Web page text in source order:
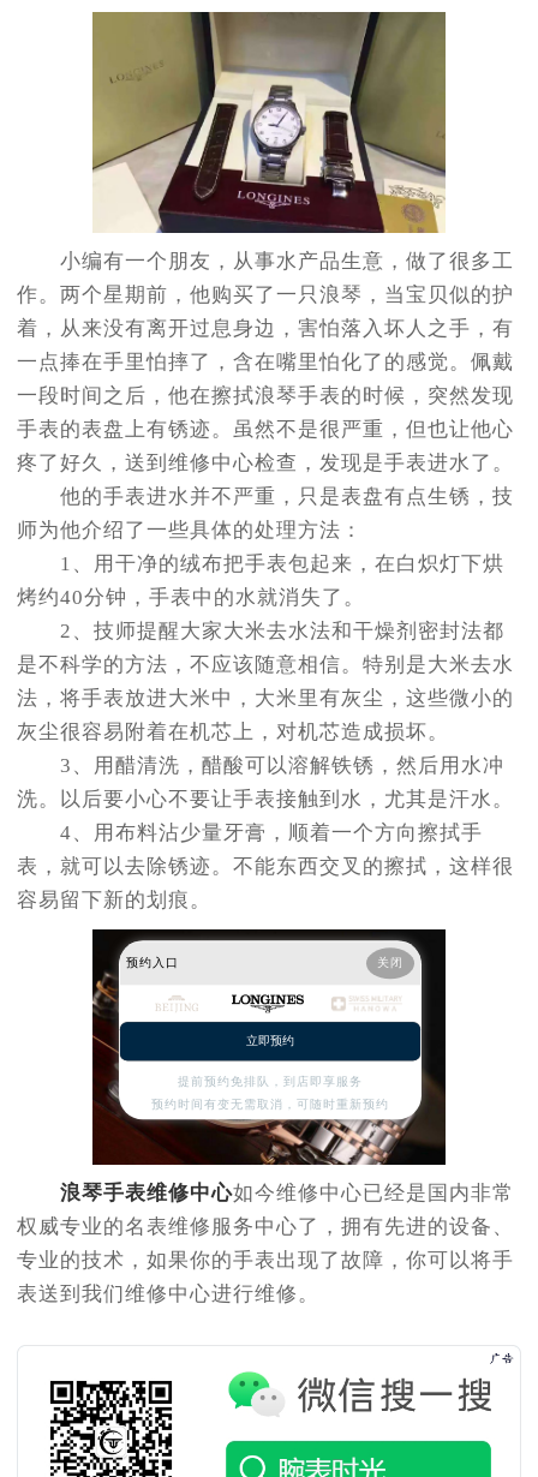
小编有一个朋友，从事水产品生意，做了很多工
作。两个星期前，他购买了一只浪琴，当宝贝似的护
着，从来没有离开过息身边，害怕落入坏人之手，有
一点捧在手里怕摔了，含在嘴里怕化了的感觉。佩戴
一段时间之后，他在擦拭浪琴手表的时候，突然发现
手表的表盘上有锈迹。虽然不是很严重，但也让他心
疼了好久，送到维修中心检查，发现是手表进水了。
他的手表进水并不严重，只是表盘有点生锈，技
师为他介绍了一些具体的处理方法：
1、用干净的绒布把手表包起来，在白炽灯下烘
烤约40分钟，手表中的水就消失了。
2、技师提醒大家大米去水法和干燥剂密封法都
是不科学的方法，不应该随意相信。特别是大米去水
法，将手表放进大米中，大米里有灰尘，这些微小的
灰尘很容易附着在机芯上，对机芯造成损坏。
3、用醋清洗，醋酸可以溶解铁锈，然后用水冲
洗。以后要小心不要让手表接触到水，尤其是汗水。
4、用布料沾少量牙膏，顺着一个方向擦拭手
表，就可以去除锈迹。不能东西交叉的擦拭，这样很
容易留下新的划痕。
浪琴手表维修中心如今维修中心已经是国内非常
权威专业的名表维修服务中心了，拥有先进的设备、
专业的技术，如果你的手表出现了故障，你可以将手
表送到我们维修中心进行维修。
预约入口 关闭
立即预约
提前预约免排队，到店即享服务
预约时间有变无需取消，可随时重新预约